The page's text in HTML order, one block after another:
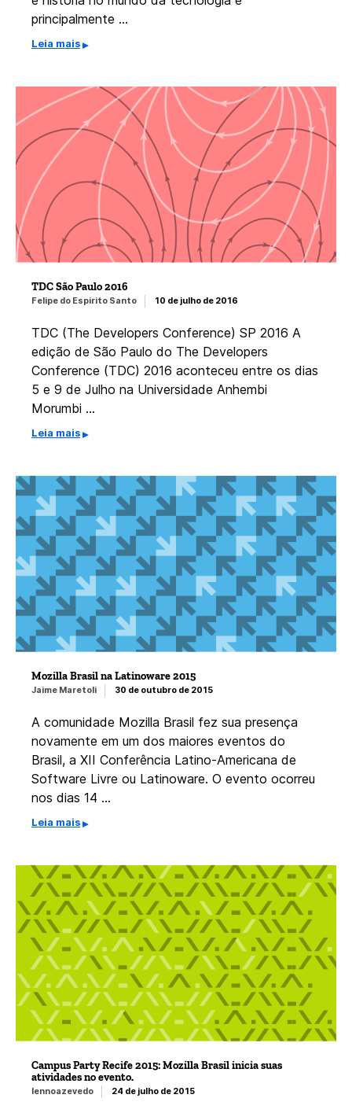
principalmente …
Leia mais
TDC São Paulo 2016
Felipe do Espirito Santo 10 de julho de 2016
TDC (The Developers Conference) SP 2016 A
edição de São Paulo do The Developers
Conference (TDC) 2016 aconteceu entre os dias
5 e 9 de Julho na Universidade Anhembi
Morumbi …
Leia mais
Mozilla Brasil na Latinoware 2015
Jaime Maretoli 30 de outubro de 2015
A comunidade Mozilla Brasil fez sua presença
novamente em um dos maiores eventos do
Brasil, a XII Conferência Latino-Americana de
Software Livre ou Latinoware. O evento ocorreu
nos dias 14 …
Leia mais
Campus Party Recife 2015: Mozilla Brasil inicia suas
atividades no evento.
lennoazevedo 24 de julho de 2015